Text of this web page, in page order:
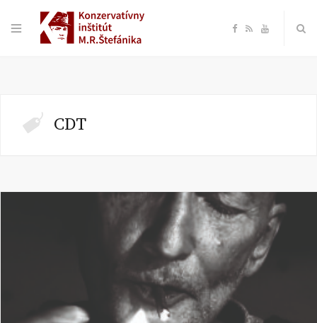
F
o
o
R Y
b
e
CDT